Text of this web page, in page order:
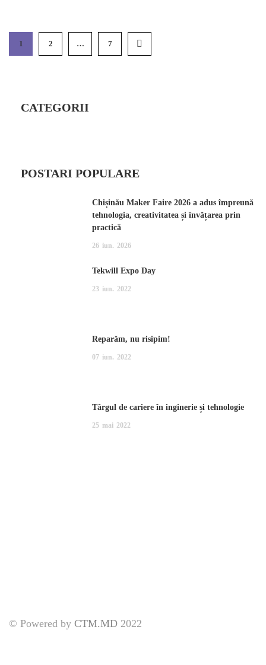
1 2 … 7
CATEGORII
POSTARI POPULARE
Chișinău Maker Faire 2026 a adus împreună
tehnologia, creativitatea și învățarea prin
practică
26 iun. 2026
Tekwill Expo Day
23 iun. 2022
Reparăm, nu risipim!
07 iun. 2022
Târgul de cariere în inginerie și tehnologie
25 mai 2022
© Powered by CTM.MD 2022